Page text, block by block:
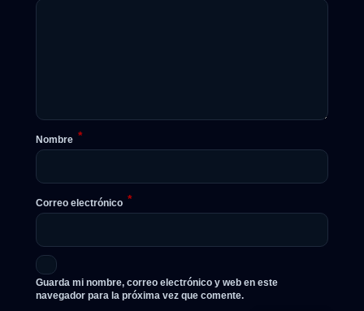
Nombre *
Correo electrónico *
Guarda mi nombre, correo electrónico y web en este
navegador para la próxima vez que comente.